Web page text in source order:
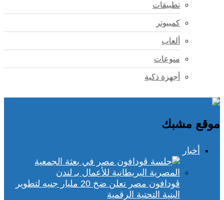
تطبيقات
كمبيوتر
ألعاب
منوعات
أجهزة ذكية
موقع مشبك
أخبار
ڤودافون مصر تعلن ضخ 20 مليار جنيه لتطوير
البنية التحتية الرقمية